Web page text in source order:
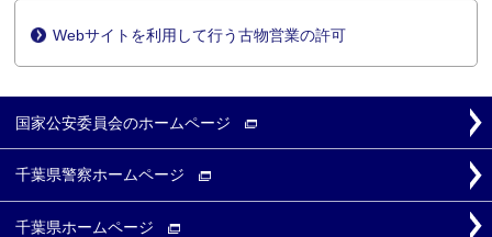
Webサイトを利用して行う古物営業の許可
国家公安委員会のホームページ
千葉県警察ホームページ
千葉県ホームページ